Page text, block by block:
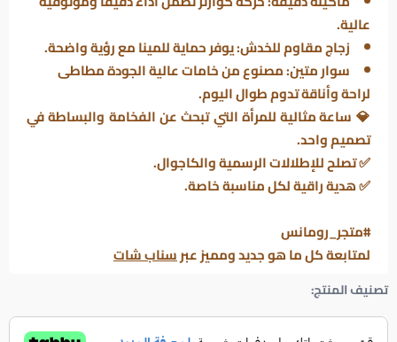
عالية.
زجاج مقاوم للخدش:يوفر حماية للمينا مع رؤية واضحة.
سوار متين:مصنوع من خامات عالية الجودة مطاطى
لراحة وأناقة تدوم طوال اليوم.
💎 ساعة مثالية للمرأة التي تبحث عن الفخامة والبساطة في
تصميم واحد.
✅تصلح للإطلالات الرسمية والكاجوال.
✅هدية راقية لكل مناسبة خاصة.
#متجر_رومانس
لمتابعة كل ما هو جديد ومميز عبرسناب شات
تصنيف المنتج: